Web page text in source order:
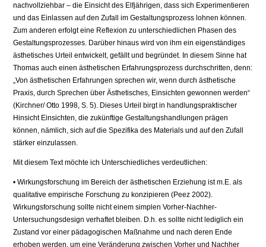
nachvollziehbar – die Einsicht des Elfjährigen, dass sich Experimentieren
und das Einlassen auf den Zufall im Gestaltungsprozess lohnen können.
Zum anderen erfolgt eine Reflexion zu unterschiedlichen Phasen des
Gestaltungsprozesses. Darüber hinaus wird von ihm ein eigenständiges
ästhetisches Urteil entwickelt, gefällt und begründet. In diesem Sinne hat
Thomas auch einen ästhetischen Erfahrungsprozess durchschritten, denn:
„Von ästhetischen Erfahrungen sprechen wir, wenn durch ästhetische
Praxis, durch Sprechen über Ästhetisches, Einsichten gewonnen werden“
(Kirchner/ Otto 1998, S. 5). Dieses Urteil birgt in handlungspraktischer
Hinsicht Einsichten, die zukünftige Gestaltungshandlungen prägen
können, nämlich, sich auf die Spezifika des Materials und auf den Zufall
stärker einzulassen.
Mit diesem Text möchte ich Unterschiedliches verdeutlichen:
• Wirkungsforschung im Bereich der ästhetischen Erziehung ist m.E. als
qualitative empirische Forschung zu konzipieren (Peez 2002).
Wirkungsforschung sollte nicht einem simplen Vorher-Nachher-
Untersuchungsdesign verhaftet bleiben. D.h. es sollte nicht lediglich ein
Zustand vor einer pädagogischen Maßnahme und nach deren Ende
erhoben werden, um eine Veränderung zwischen Vorher und Nachher